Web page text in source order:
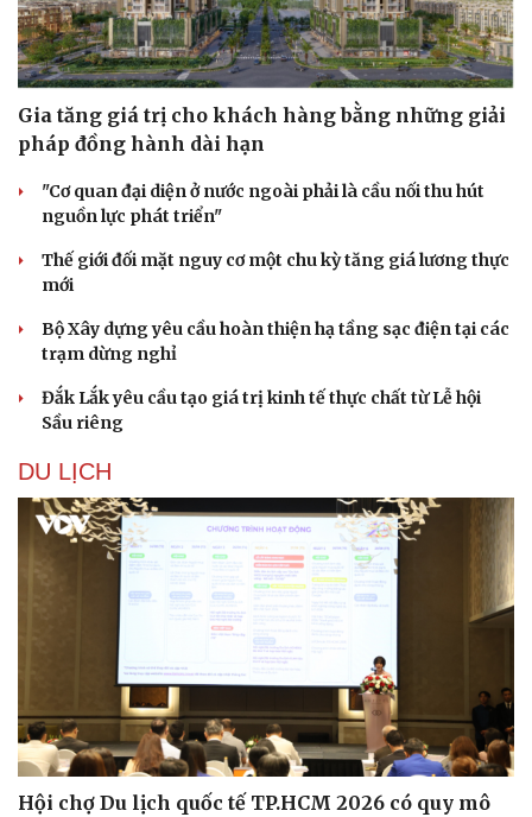
Văn hóa
Sân khấu - Điện ảnh
Văn học
Âm nhạc
Di sản
Giải trí
Sao Việt
Gia tăng giá trị cho khách hàng bằng những giải
pháp đồng hành dài hạn
"Cơ quan đại diện ở nước ngoài phải là cầu nối thu hút
nguồn lực phát triển"
Thế giới đối mặt nguy cơ một chu kỳ tăng giá lương thực
mới
Bộ Xây dựng yêu cầu hoàn thiện hạ tầng sạc điện tại các
trạm dừng nghỉ
Đắk Lắk yêu cầu tạo giá trị kinh tế thực chất từ Lễ hội
Sầu riêng
DU LỊCH
Hội chợ Du lịch quốc tế TP.HCM 2026 có quy mô